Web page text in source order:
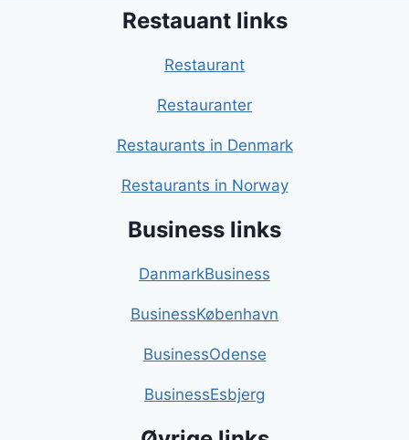
Restauant links
Restaurant
Restauranter
Restaurants in Denmark
Restaurants in Norway
Business links
DanmarkBusiness
BusinessKøbenhavn
BusinessOdense
BusinessEsbjerg